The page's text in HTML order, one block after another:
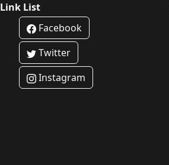
Link List
Facebook
Twitter
Instagram